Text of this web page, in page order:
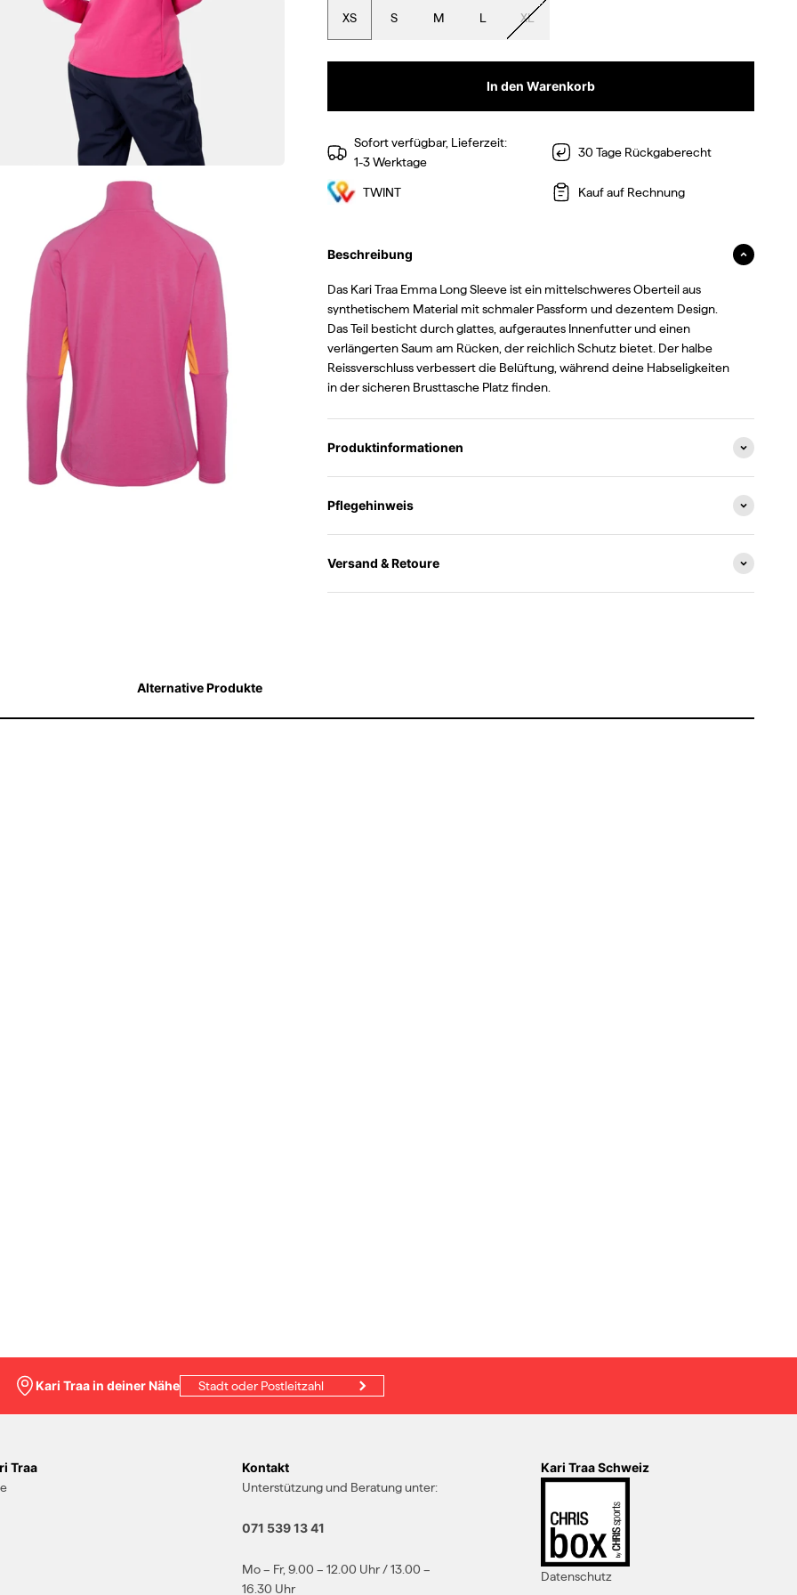
XS S M L XL
In den Warenkorb
Sofort verfügbar, Lieferzeit:
1-3 Werktage
30 Tage Rückgaberecht
TWINT Kauf auf Rechnung
Beschreibung
Das Kari Traa Emma Long Sleeve ist ein mittelschweres Oberteil aus
synthetischem Material mit schmaler Passform und dezentem Design.
Das Teil besticht durch glattes, aufgerautes Innenfutter und einen
verlängerten Saum am Rücken, der reichlich Schutz bietet. Der halbe
Reissverschluss verbessert die Belüftung, während deine Habseligkeiten
in der sicheren Brusttasche Platz finden.
Produktinformationen
Pflegehinweis
Versand & Retoure
Alternative Produkte
Kari Traa in deiner Nähe
Traa Kontakt
Unterstützung und Beratung unter:
071 539 13 41
Mo – Fr, 9.00 – 12.00 Uhr / 13.00 –
16.30 Uhr
Kari Traa Schweiz
Datenschutz